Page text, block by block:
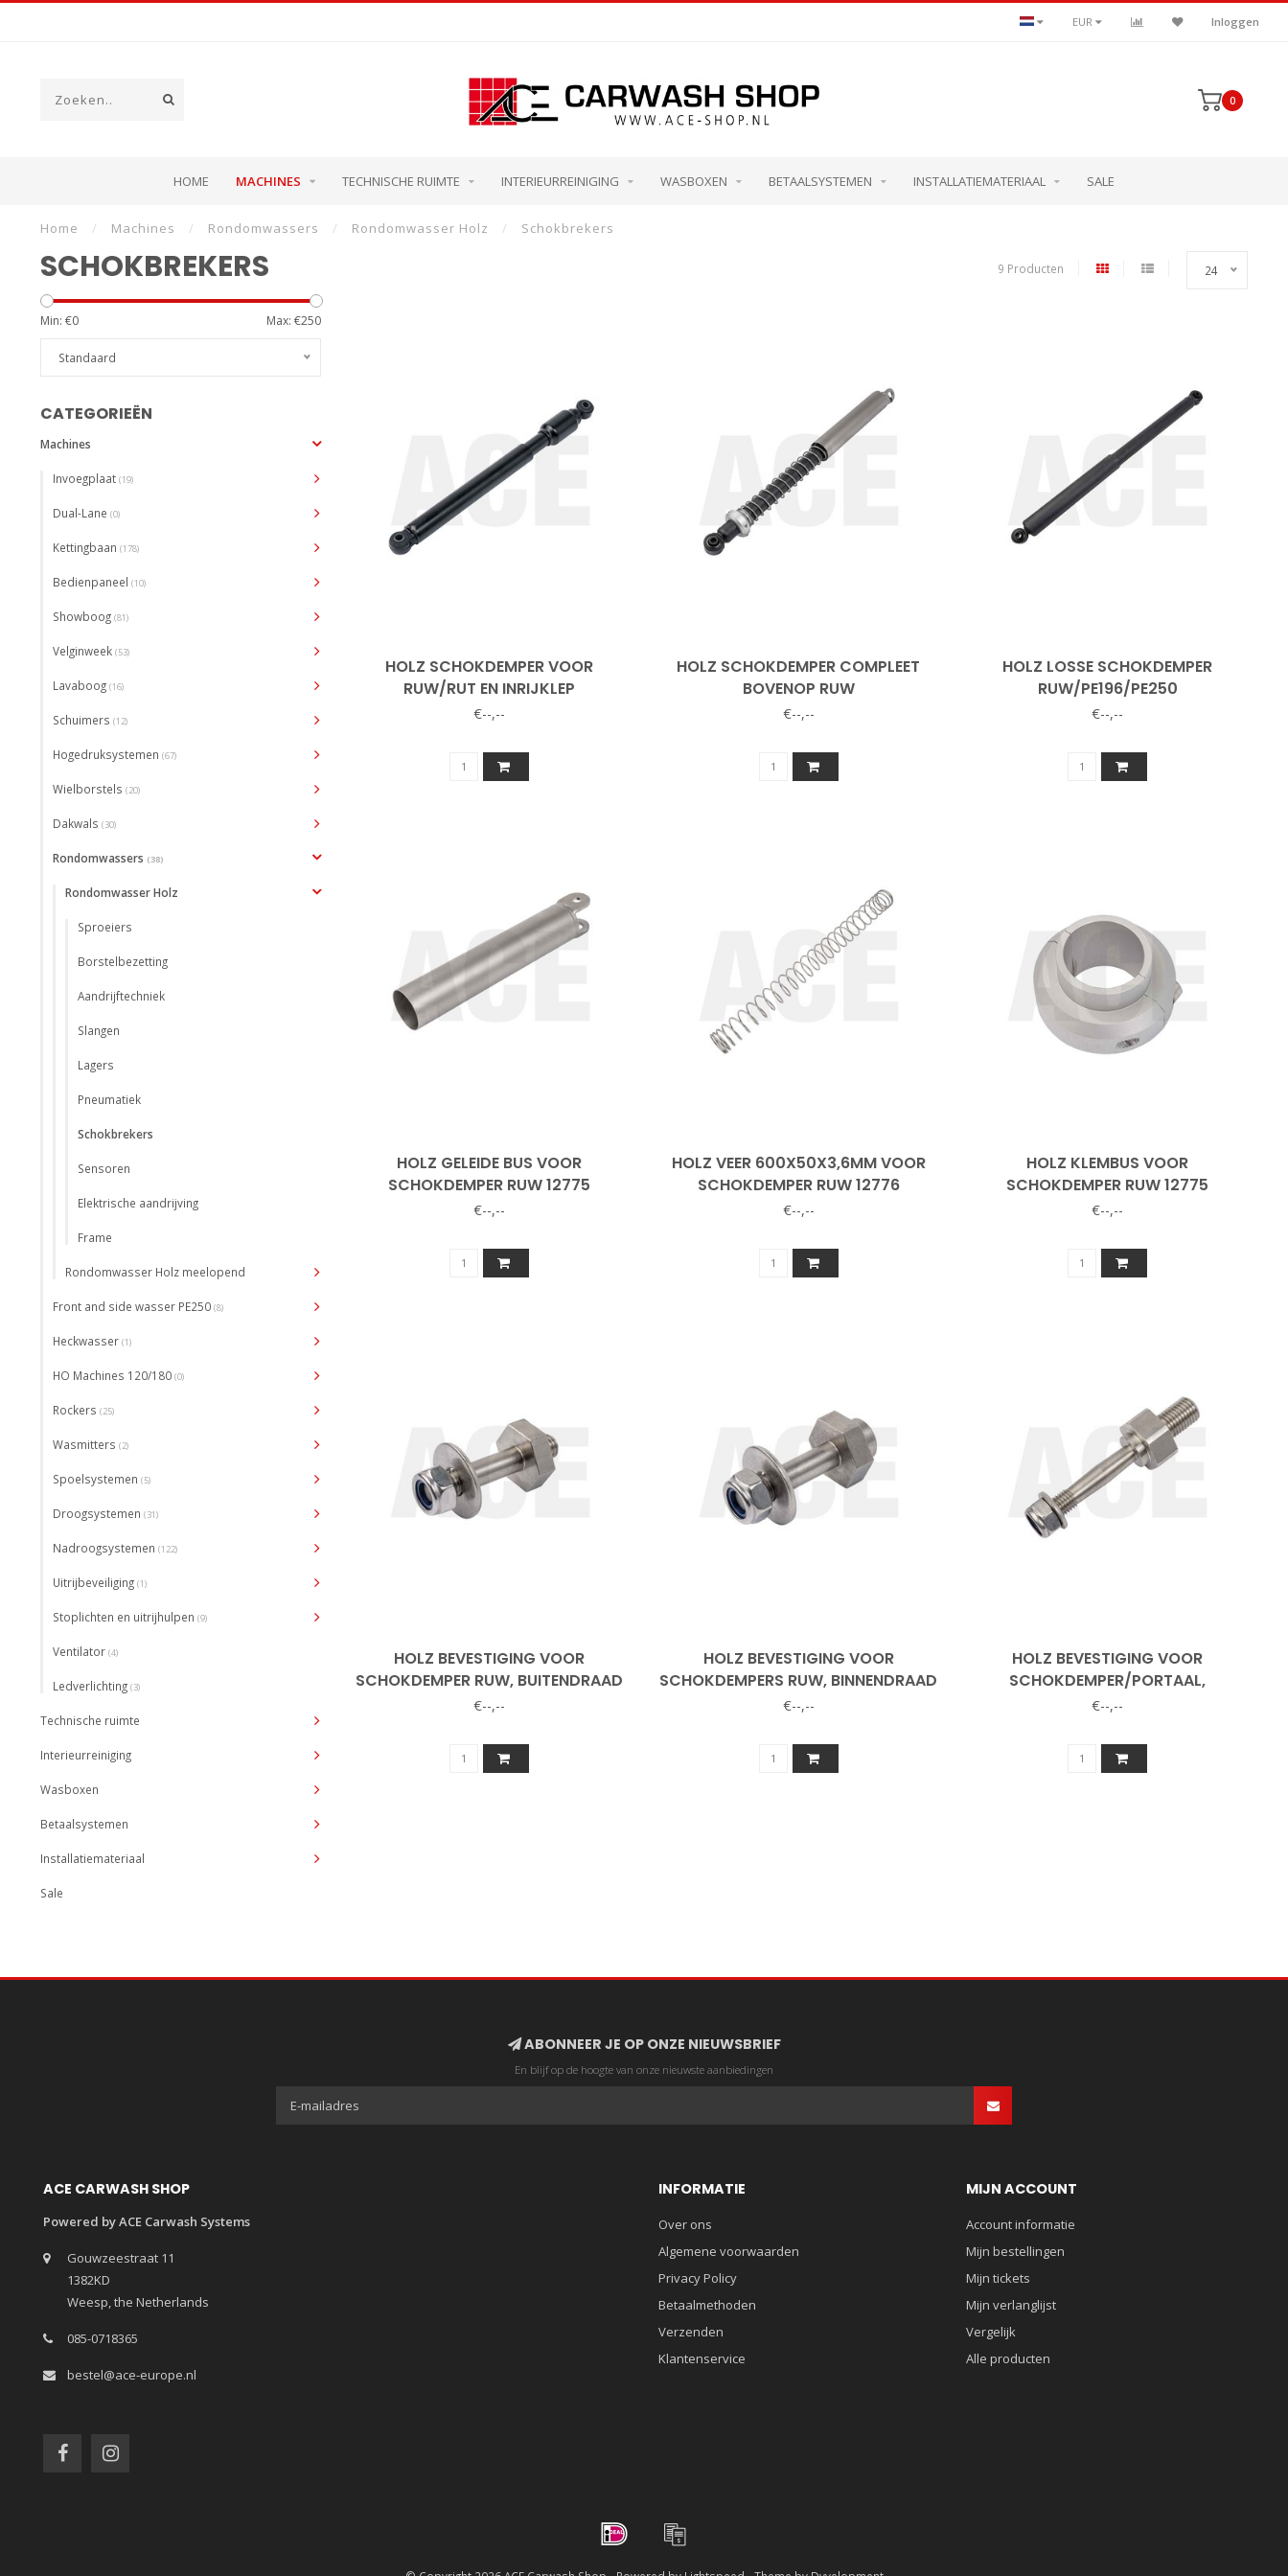
EUR Inloggen
0
HOME MACHINES TECHNISCHE RUIMTE INTERIEURREINIGING WASBOXEN BETAALSYSTEMEN INSTALLATIEMATERIAAL SALE
Home / Machines / Rondomwassers / Rondomwasser Holz / Schokbrekers
SCHOKBREKERS 9 Producten 24
Min: €0 Max: €250
Standaard
CATEGORIEËN
Machines
Invoegplaat (19)
Dual-Lane (0)
Kettingbaan (178)
Bedienpaneel (10)
Showboog (81)
Velginweek (53)
Lavaboog (16)
Schuimers (12)
Hogedruksystemen (67)
Wielborstels (20)
Dakwals (30)
Rondomwassers (38)
Rondomwasser Holz
Sproeiers
Borstelbezetting
Aandrijftechniek
Slangen
Lagers
Pneumatiek
Schokbrekers
Sensoren
Elektrische aandrijving
Frame
Rondomwasser Holz meelopend
Front and side wasser PE250 (8)
Heckwasser (1)
HO Machines 120/180 (0)
Rockers (25)
Wasmitters (2)
Spoelsystemen (5)
Droogsystemen (31)
Nadroogsystemen (122)
Uitrijbeveiliging (1)
Stoplichten en uitrijhulpen (9)
Ventilator (4)
Ledverlichting (3)
Technische ruimte
Interieurreiniging
Wasboxen
Betaalsystemen
Installatiemateriaal
Sale
HOLZ SCHOKDEMPER VOOR
RUW/RUT EN INRIJKLEP
€--,--
HOLZ SCHOKDEMPER COMPLEET
BOVENOP RUW
€--,--
HOLZ LOSSE SCHOKDEMPER
RUW/PE196/PE250
€--,--
HOLZ GELEIDE BUS VOOR
SCHOKDEMPER RUW 12775
€--,--
HOLZ VEER 600X50X3,6MM VOOR
SCHOKDEMPER RUW 12776
€--,--
HOLZ KLEMBUS VOOR
SCHOKDEMPER RUW 12775
€--,--
HOLZ BEVESTIGING VOOR
SCHOKDEMPER RUW, BUITENDRAAD
€--,--
HOLZ BEVESTIGING VOOR
SCHOKDEMPERS RUW, BINNENDRAAD
€--,--
HOLZ BEVESTIGING VOOR
SCHOKDEMPER/PORTAAL,
RUW/PE196
€--,--
ABONNEER JE OP ONZE NIEUWSBRIEF
En blijf op de hoogte van onze nieuwste aanbiedingen
ACE CARWASH SHOP
Powered by ACE Carwash Systems
Gouwzeestraat 11
1382KD
Weesp, the Netherlands
085-0718365
bestel@ace-europe.nl
INFORMATIE
Over ons
Algemene voorwaarden
Privacy Policy
Betaalmethoden
Verzenden
Klantenservice
MIJN ACCOUNT
Account informatie
Mijn bestellingen
Mijn tickets
Mijn verlanglijst
Vergelijk
Alle producten